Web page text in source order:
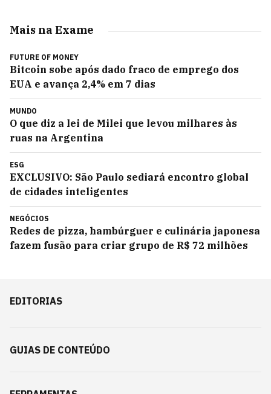
Mais na Exame
FUTURE OF MONEY
Bitcoin sobe após dado fraco de emprego dos
EUA e avança 2,4% em 7 dias
MUNDO
O que diz a lei de Milei que levou milhares às
ruas na Argentina
ESG
EXCLUSIVO: São Paulo sediará encontro global
de cidades inteligentes
NEGÓCIOS
Redes de pizza, hambúrguer e culinária japonesa
fazem fusão para criar grupo de R$ 72 milhões
EDITORIAS
GUIAS DE CONTEÚDO